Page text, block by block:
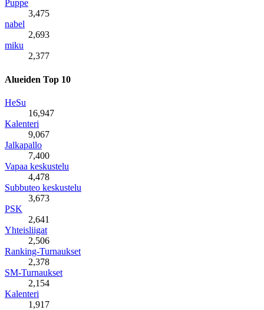
Puppe
3,475
nabel
2,693
miku
2,377
Alueiden Top 10
HeSu
16,947
Kalenteri
9,067
Jalkapallo
7,400
Vapaa keskustelu
4,478
Subbuteo keskustelu
3,673
PSK
2,641
Yhteisliigat
2,506
Ranking-Turnaukset
2,378
SM-Turnaukset
2,154
Kalenteri
1,917